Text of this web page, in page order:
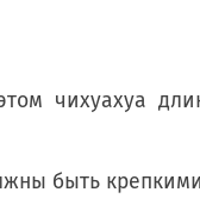
чихуахуа
быть